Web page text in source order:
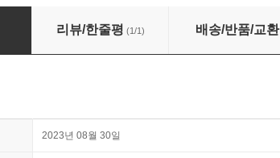
리뷰/한줄평 (1/1) 배송/반품/교환
2023년 08월 30일